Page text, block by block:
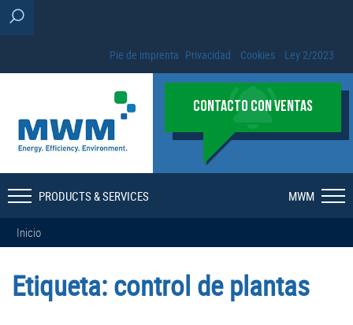
Pie de imprenta Privacidad Cookies Ley 2/2023
CONTACTO CON VENTAS
PRODUCTS & SERVICES MWM
Inicio
Etiqueta:control de plantas